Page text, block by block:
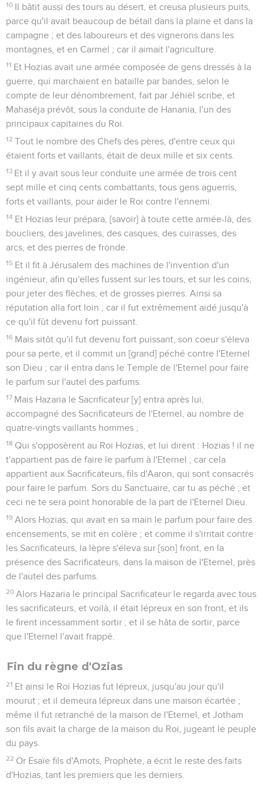
10 Il bâtit aussi des tours au désert, et creusa plusieurs puits,
parce qu'il avait beaucoup de bétail dans la plaine et dans la
campagne ; et des laboureurs et des vignerons dans les
montagnes, et en Carmel ; car il aimait l'agriculture.
11 Et Hozias avait une armée composée de gens dressés à la
guerre, qui marchaient en bataille par bandes, selon le
compte de leur dénombrement, fait par Jéhiël scribe, et
Mahaséja prévôt, sous la conduite de Hanania, l'un des
principaux capitaines du Roi.
12 Tout le nombre des Chefs des pères, d'entre ceux qui
étaient forts et vaillants, était de deux mille et six cents.
13 Et il y avait sous leur conduite une armée de trois cent
sept mille et cinq cents combattants, tous gens aguerris,
forts et vaillants, pour aider le Roi contre l'ennemi.
14 Et Hozias leur prépara, [savoir] à toute cette armée-là, des
boucliers, des javelines, des casques, des cuirasses, des
arcs, et des pierres de fronde.
15 Et il fit à Jérusalem des machines de l'invention d'un
ingénieur, afin qu'elles fussent sur les tours, et sur les coins,
pour jeter des flèches, et de grosses pierres. Ainsi sa
réputation alla fort loin ; car il fut extrêmement aidé jusqu'à
ce qu'il fût devenu fort puissant.
16 Mais sitôt qu'il fut devenu fort puissant, son coeur s'éleva
pour sa perte, et il commit un [grand] péché contre l'Eternel
son Dieu ; car il entra dans le Temple de l'Eternel pour faire
le parfum sur l'autel des parfums.
17 Mais Hazaria le Sacrificateur [y] entra après lui,
accompagné des Sacrificateurs de l'Eternel, au nombre de
quatre-vingts vaillants hommes ;
18 Qui s'opposèrent au Roi Hozias, et lui dirent : Hozias ! il ne
t'appartient pas de faire le parfum à l'Eternel ; car cela
appartient aux Sacrificateurs, fils d'Aaron, qui sont consacrés
pour faire le parfum. Sors du Sanctuaire, car tu as péché ; et
ceci ne te sera point honorable de la part de l'Eternel Dieu.
19 Alors Hozias, qui avait en sa main le parfum pour faire des
encensements, se mit en colère ; et comme il s'irritait contre
les Sacrificateurs, la lèpre s'éleva sur [son] front, en la
présence des Sacrificateurs, dans la maison de l'Eternel, près
de l'autel des parfums.
20 Alors Hazaria le principal Sacrificateur le regarda avec tous
les sacrificateurs, et voilà, il était lépreux en son front, et ils
le firent incessamment sortir ; et il se hâta de sortir, parce
que l'Eternel l'avait frappé.
Fin du règne d'Ozias
21 Et ainsi le Roi Hozias fut lépreux, jusqu'au jour qu'il
mourut ; et il demeura lépreux dans une maison écartée ;
même il fut retranché de la maison de l'Eternel, et Jotham
son fils avait la charge de la maison du Roi, jugeant le peuple
du pays.
22 Or Esaïe fils d'Amots, Prophète, a écrit le reste des faits
d'Hozias, tant les premiers que les derniers.